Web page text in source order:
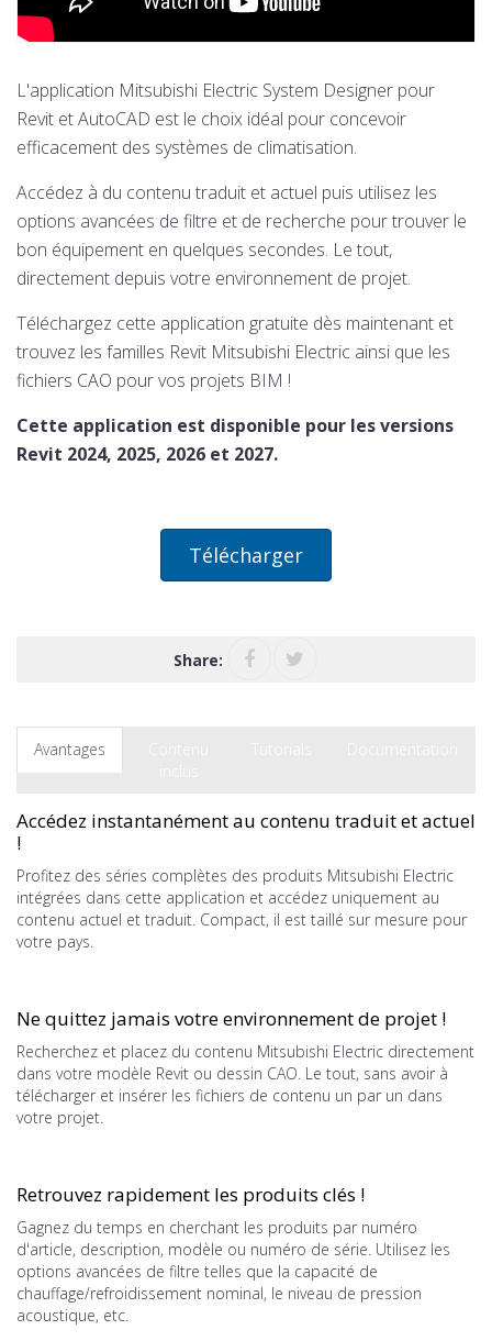
L'application Mitsubishi Electric System Designer pour
Revit et AutoCAD est le choix idéal pour concevoir
efficacement des systèmes de climatisation.
Accédez à du contenu traduit et actuel puis utilisez les
options avancées de filtre et de recherche pour trouver le
bon équipement en quelques secondes. Le tout,
directement depuis votre environnement de projet.
Téléchargez cette application gratuite dès maintenant et
trouvez les familles Revit Mitsubishi Electric ainsi que les
fichiers CAO pour vos projets BIM !
Cette application est disponible pour les versions
Revit 2024, 2025, 2026 et 2027.
Télécharger
Share:
Avantages
Accédez instantanément au contenu traduit et actuel
!
Profitez des séries complètes des produits Mitsubishi Electric
intégrées dans cette application et accédez uniquement au
contenu actuel et traduit. Compact, il est taillé sur mesure pour
votre pays.
Ne quittez jamais votre environnement de projet !
Recherchez et placez du contenu Mitsubishi Electric directement
dans votre modèle Revit ou dessin CAO. Le tout, sans avoir à
télécharger et insérer les fichiers de contenu un par un dans
votre projet.
Retrouvez rapidement les produits clés !
Gagnez du temps en cherchant les produits par numéro
d'article, description, modèle ou numéro de série. Utilisez les
options avancées de filtre telles que la capacité de
chauffage/refroidissement nominal, le niveau de pression
acoustique, etc.